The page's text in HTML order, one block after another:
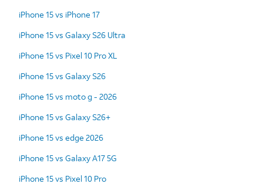
iPhone 15 vs iPhone 17
iPhone 15 vs Galaxy S26 Ultra
iPhone 15 vs Pixel 10 Pro XL
iPhone 15 vs Galaxy S26
iPhone 15 vs moto g - 2026
iPhone 15 vs Galaxy S26+
iPhone 15 vs edge 2026
iPhone 15 vs Galaxy A17 5G
iPhone 15 vs Pixel 10 Pro